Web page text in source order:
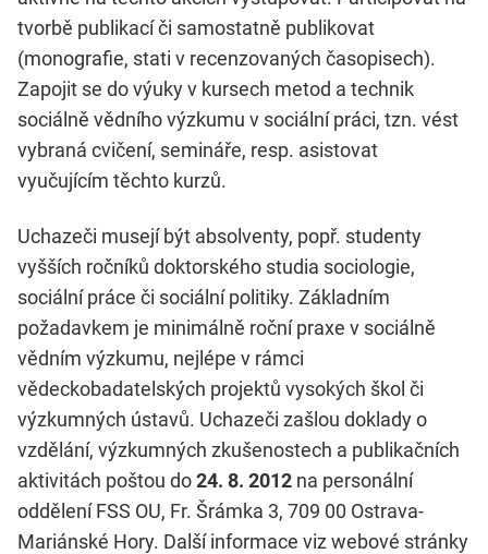
tvorbě publikací či samostatně publikovat
(monografie, stati v recenzovaných časopisech).
Zapojit se do výuky v kursech metod a technik
sociálně vědního výzkumu v sociální práci, tzn. vést
vybraná cvičení, semináře, resp. asistovat
vyučujícím těchto kurzů.
Uchazeči musejí být absolventy, popř. studenty
vyšších ročníků doktorského studia sociologie,
sociální práce či sociální politiky. Základním
požadavkem je minimálně roční praxe v sociálně
vědním výzkumu, nejlépe v rámci
vědeckobadatelských projektů vysokých škol či
výzkumných ústavů. Uchazeči zašlou doklady o
vzdělání, výzkumných zkušenostech a publikačních
aktivitách poštou do24. 8. 2012 na personální
oddělení FSS OU, Fr. Šrámka 3, 709 00 Ostrava-
Mariánské Hory. Další informace viz webové stránky